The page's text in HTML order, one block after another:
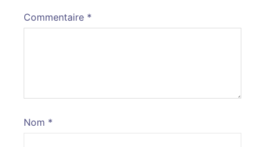
Commentaire *
Nom *